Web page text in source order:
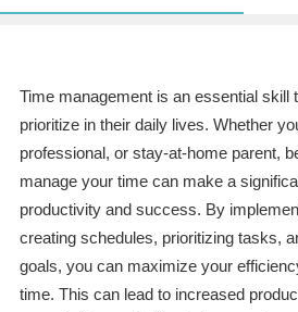
Time management is an essential skill
prioritize in their daily lives. Whether
professional, or stay-at-home parent,
manage your time can make a
productivity and success. By
creating schedules, prioritizing tasks,
goals, you can maximize your
time. This can lead to increased